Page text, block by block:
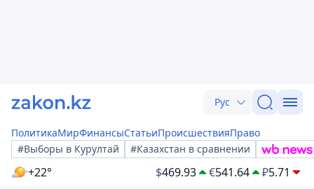
Рус
ПолитикаМирФинансыСтатьиПроисшествияПраво
#Выборы в Курултай
#Казахстан в сравнении
+22° $469.93 €541.64 ₽5.71